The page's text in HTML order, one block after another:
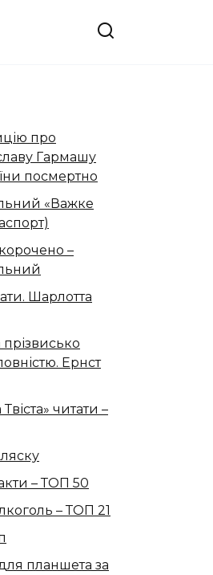
про
Гармашу
посмертно
«Важке
–
Шарлотта
прізвисько
Ернст
читати –
– ТОП 50
– ТОП 21
планшета за